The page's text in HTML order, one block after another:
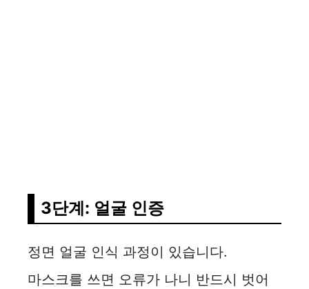
3단계: 얼굴 인증
정면 얼굴 인식 과정이 있습니다.
마스크를 쓰면 오류가 나니 반드시 벗어